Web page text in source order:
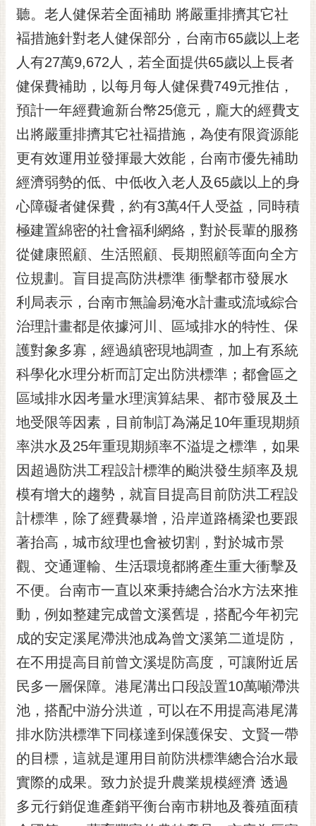
市
信
箱
English
日
本
隱
私
權
及
安
全
政
策
網
站
資
料
放
宣
市
府
交
通
位
置
聽。老人健保若全面補助 將嚴重排擠其它社
褔措施針對老人健保部分，台南市65歲以上老
人有27萬9,672人，若全面提供65歲以上長者
健保費補助，以每月每人健保費749元推估，
預計一年經費逾新台幣25億元，龐大的經費支
出將嚴重排擠其它社褔措施，為使有限資源能
更有效運用並發揮最大效能，台南市優先補助
經濟弱勢的低、中低收入老人及65歲以上的身
心障礙者健保費，約有3萬4仟人受益，同時積
極建置綿密的社會福利網絡，對於長輩的服務
從健康照顧、生活照顧、長期照顧等面向全方
位規劃。盲目提高防洪標準 衝擊都市發展水
利局表示，台南市無論易淹水計畫或流域綜合
治理計畫都是依據河川、區域排水的特性、保
護對象多寡，經過縝密現地調查，加上有系統
科學化水理分析而訂定出防洪標準；都會區之
區域排水因考量水理演算結果、都市發展及土
地受限等因素，目前制訂為滿足10年重現期頻
率洪水及25年重現期頻率不溢堤之標準，如果
因超過防洪工程設計標準的颱洪發生頻率及規
模有增大的趨勢，就盲目提高目前防洪工程設
計標準，除了經費暴增，沿岸道路橋梁也要跟
著抬高，城市紋理也會被切割，對於城市景
觀、交通運輸、生活環境都將產生重大衝擊及
不便。台南市一直以來秉持總合治水方法來推
動，例如整建完成曾文溪舊堤，搭配今年初完
成的安定溪尾滯洪池成為曾文溪第二道堤防，
在不用提高目前曾文溪堤防高度，可讓附近居
民多一層保障。港尾溝出口段設置10萬噸滯洪
池，搭配中游分洪道，可以在不用提高港尾溝
排水防洪標準下同樣達到保護保安、文賢一帶
的目標，這就是運用目前防洪標準總合治水最
實際的成果。致力於提升農業規模經濟 透過
多元行銷促進產銷平衡台南市耕地及養殖面積